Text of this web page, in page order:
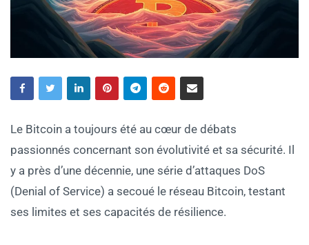
Le Bitcoin a toujours été au cœur de débats
passionnés concernant son évolutivité et sa sécurité. Il
y a près d’une décennie, une série d’attaques DoS
(Denial of Service) a secoué le réseau Bitcoin, testant
ses limites et ses capacités de résilience.